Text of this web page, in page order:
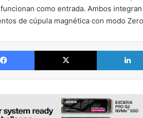
como entrada. Ambos
de cúpula magnética con modo
Facebook X